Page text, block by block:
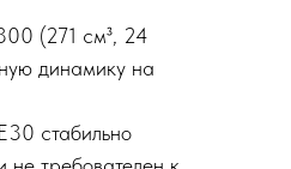
(271 см³, 24
динамику на
стабильно